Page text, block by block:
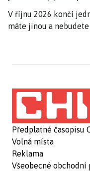
V říjnu 2026 končí
máte jinou a
Předplatné časopisu
Volná místa
Reklama
Všeobecné obchodní